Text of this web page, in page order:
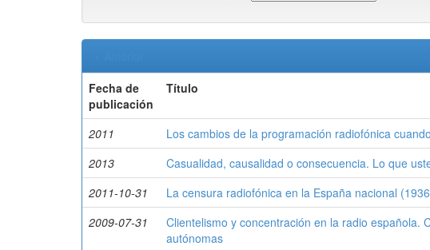
Fecha de
publicación
Título
2011 Los cambios de la programación radiofónica
2013
Casualidad, causalidad o consecuencia. Lo que
2011-10-31
La censura radiofónica en la España nacional
2009-07-31
Clientelismo y concentración en la radio española.
autónomas